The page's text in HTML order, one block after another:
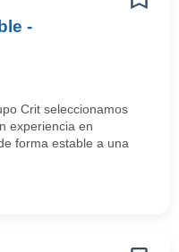
-
Crit seleccionamos
experiencia en
forma estable a una